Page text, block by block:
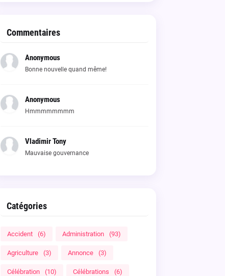
Commentaires
Anonymous
Bonne nouvelle quand même!
Anonymous
Hmmmmmmmm
Vladimir Tony
Mauvaise gouvernance
Catégories
Accident (6) Administration (93)
Agriculture (3) Annonce (3)
Célébration (10) Célébrations (6)